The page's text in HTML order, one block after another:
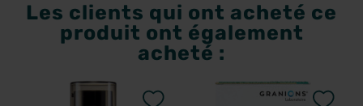
Les clients qui ont acheté ce
produit ont également
acheté :